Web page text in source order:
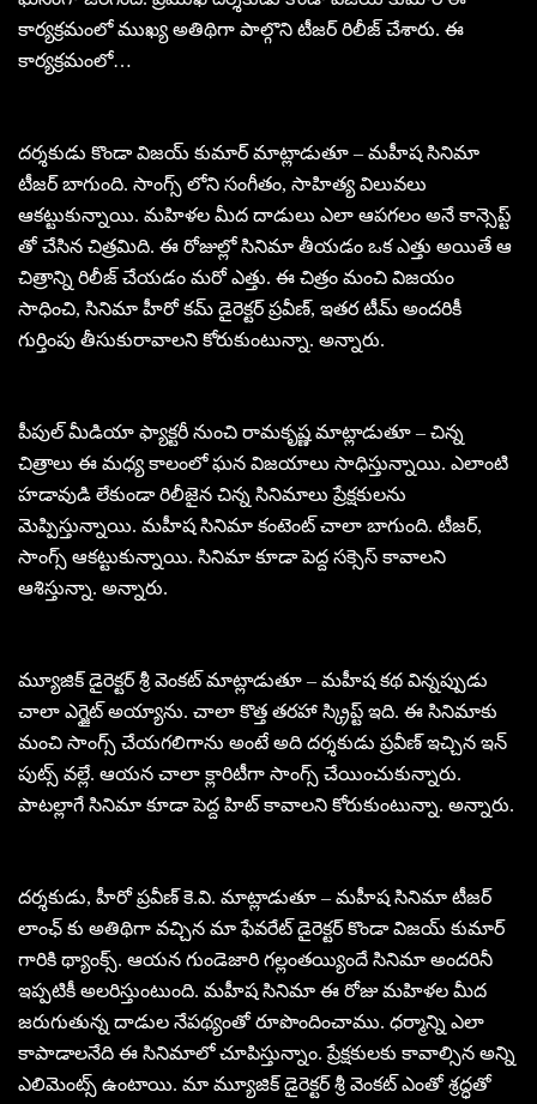
కార్యక్రమంలో ముఖ్య అతిథిగా పాల్గొని టీజర్ రిలీజ్ చేశారు. ఈ
కార్యక్రమంలో…
దర్శకుడు కొండా విజయ్ కుమార్ మాట్లాడుతూ – మహీష సినిమా
టీజర్ బాగుంది. సాంగ్స్ లోని సంగీతం, సాహిత్య విలువలు
ఆకట్టుకున్నాయి. మహిళల మీద దాడులు ఎలా ఆపగలం అనే కాన్సెప్ట్
తో చేసిన చిత్రమిది. ఈ రోజుల్లో సినిమా తీయడం ఒక ఎత్తు అయితే ఆ
చిత్రాన్ని రిలీజ్ చేయడం మరో ఎత్తు. ఈ చిత్రం మంచి విజయం
సాధించి, సినిమా హీరో కమ్ డైరెక్టర్ ప్రవీణ్, ఇతర టీమ్ అందరికీ
గుర్తింపు తీసుకురావాలని కోరుకుంటున్నా. అన్నారు.
పీపుల్ మీడియా ఫ్యాక్టరీ నుంచి రామకృష్ణ మాట్లాడుతూ – చిన్న
చిత్రాలు ఈ మధ్య కాలంలో ఘన విజయాలు సాధిస్తున్నాయి. ఎలాంటి
హడావుడి లేకుండా రిలీజైన చిన్న సినిమాలు ప్రేక్షకులను
మెప్పిస్తున్నాయి. మహీష సినిమా కంటెంట్ చాలా బాగుంది. టీజర్,
సాంగ్స్ ఆకట్టుకున్నాయి. సినిమా కూడా పెద్ద సక్సెస్ కావాలని
ఆశిస్తున్నా. అన్నారు.
మ్యూజిక్ డైరెక్టర్ శ్రీ వెంకట్ మాట్లాడుతూ – మహీష కథ విన్నప్పుడు
చాలా ఎగ్జైట్ అయ్యాను. చాలా కొత్త తరహా స్క్రిప్ట్ ఇది. ఈ సినిమాకు
మంచి సాంగ్స్ చేయగలిగాను అంటే అది దర్శకుడు ప్రవీణ్ ఇచ్చిన ఇన్
పుట్స్ వల్లే. ఆయన చాలా క్లారిటీగా సాంగ్స్ చేయించుకున్నారు.
పాటల్లాగే సినిమా కూడా పెద్ద హిట్ కావాలని కోరుకుంటున్నా. అన్నారు.
దర్శకుడు, హీరో ప్రవీణ్ కె.వి. మాట్లాడుతూ – మహీష సినిమా టీజర్
లాంఛ్ కు అతిథిగా వచ్చిన మా ఫేవరేట్ డైరెక్టర్ కొండా విజయ్ కుమార్
గారికి థ్యాంక్స్. ఆయన గుండెజారి గల్లంతయ్యిందే సినిమా అందరినీ
ఇప్పటికీ అలరిస్తుంటుంది. మహీష సినిమా ఈ రోజు మహిళల మీద
జరుగుతున్న దాడుల నేపథ్యంతో రూపొందించాము. ధర్మాన్ని ఎలా
కాపాడాలనేది ఈ సినిమాలో చూపిస్తున్నాం. ప్రేక్షకులకు కావాల్సిన అన్ని
ఎలిమెంట్స్ ఉంటాయి. మా మ్యూజిక్ డైరెక్టర్ శ్రీ వెంకట్ ఎంతో శ్రద్ధతో